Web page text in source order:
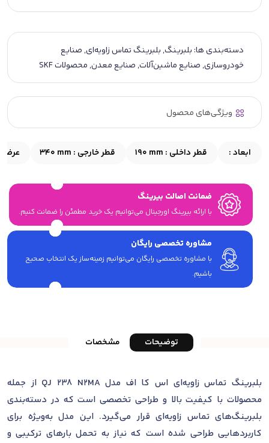
دسته‌بندی ها: بلبرینگ,بلبرینگ تماس زاویه‌ای,صنایع
خودروسازی,صنایع ماشین‌آلات,صنایع معدن,محصولات SKF
ویژگی‌های محصول
ابعاد : قطر داخلی : 190 mm قطر خارجی : 340 mm
ضمانت اصالت بیرینگ
با ارائه بیرینگ اورجینال می‎‌توانیم یک خرید مطمئن را ضمانت کنیم.
مشاوره تخصصی رایگان
با مشاوره تخصصی رایگان می‌توانیم زمینه‌ساز یک انتخاب صحیح
باشیم.
توضیحات مشخصات
بلبرینگ تماس زاویه‌ای اس کا اف مدل QJ 238 N2MA از جمله
محصولات با کیفیت بالا و طراحی تخصصی است که در دسته‌بندی
بلبرینگ‌های تماس زاویه‌ای قرار می‌گیرد. این مدل به‌ویژه برای
کاربردهایی طراحی شده است که نیاز به تحمل بارهای ترکیبی و